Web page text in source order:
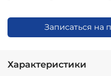
Записаться на
Характеристики